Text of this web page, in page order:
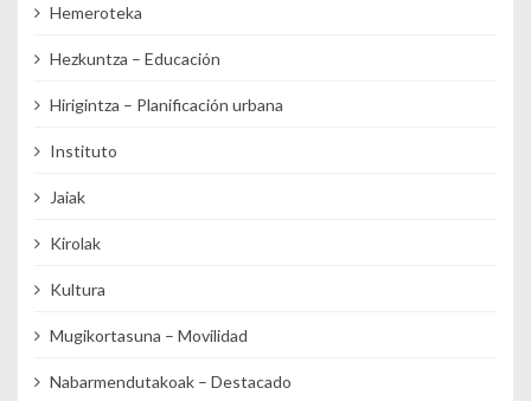
Hemeroteka
Hezkuntza – Educación
Hirigintza – Planificación urbana
Instituto
Jaiak
Kirolak
Kultura
Mugikortasuna – Movilidad
Nabarmendutakoak – Destacado